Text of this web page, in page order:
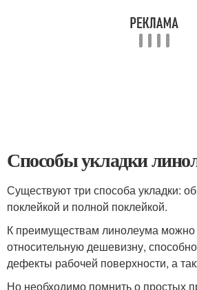
Способы укладки
Существуют три способа укладки:
поклейкой и полной поклейкой.
К преимуществам линолеума можно
относительную дешевизну,
дефекты рабочей поверхности, а
Но необходимо помнить о простых